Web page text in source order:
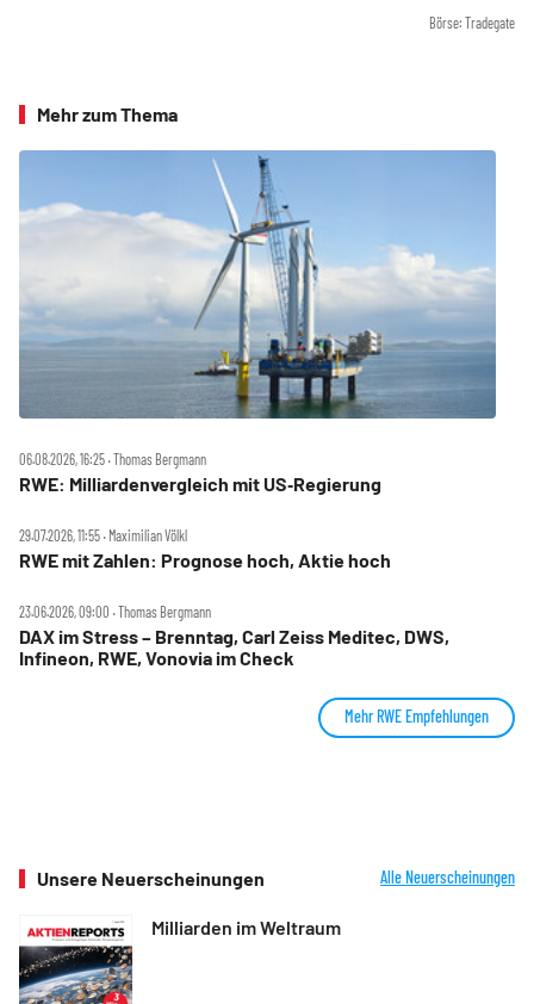
Börse: Tradegate
Mehr zum Thema
06.08.2026, 16:25 ‧ Thomas Bergmann
RWE: Milliardenvergleich mit US‑Regierung
29.07.2026, 11:55 ‧ Maximilian Völkl
RWE mit Zahlen: Prognose hoch, Aktie hoch
23.06.2026, 09:00 ‧ Thomas Bergmann
DAX im Stress – Brenntag, Carl Zeiss Meditec, DWS,
Infineon, RWE, Vonovia im Check
Mehr RWE Empfehlungen
Unsere Neuerscheinungen Alle Neuerscheinungen
Milliarden im Weltraum